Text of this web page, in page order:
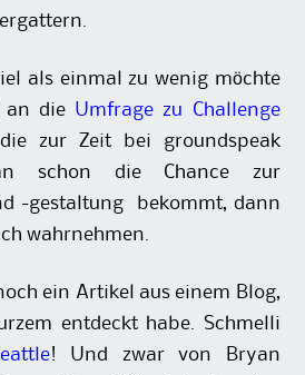
als einmal zu wenig möchte
an die Umfrage zu Challenge
zur Zeit bei groundspeak
schon die Chance zur
-gestaltung bekommt, dann
wahrnehmen.
ein Artikel aus einem Blog,
entdeckt habe. Schmelli
! Und zwar von Bryan